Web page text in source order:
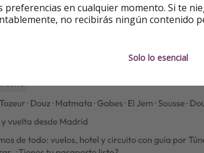
preferencias en cualquier momento. Si te
no recibirás ningún contenido
Solo lo esencial